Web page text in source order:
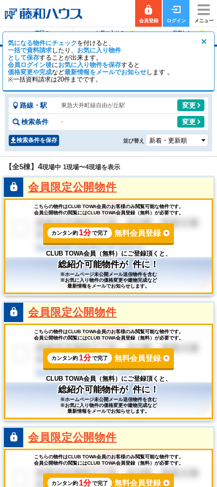
会員登録 ログイン メニュー
前回の
お気に入りの
保存した
×
気になる物件にチェックを付けると、
一括で資料請求したり、 お気に入り物件
として保存することが出来ます。
会員ログイン後にお気に入り物件を保存すると
価格変更や完成など最新情報をメールでお知らせします 。
※一括資料請求は20件までです。
自由が丘駅の新築一戸建て（分譲住宅・一軒家・
建売）
【全5棟】 一般公開0 棟 会員公開
路線・駅 東急大井町線自由が丘駅 変更
検索条件 - 変更
検索条件を保存 並び替え
【全5棟】 4現場中 1現場〜4現場を表示
会員限定公開物件
こちらの物件はCLUB TOWA会員のお客様のみ閲覧可能な物件です。
会員公開物件の閲覧にはCLUB TOWA会員登録（無料）が必要です。
カンタン約 1分で完了 無料会員登録
CLUB TOWA会員（無料）にご登録頂くと、
総紹介可能物件が 件に！
※ホームページ未公開メール送信物件を含む
※お気に入り物件の価格変更や建物完成など
最新情報をメールでお知らせします。
会員限定公開物件
こちらの物件はCLUB TOWA会員のお客様のみ閲覧可能な物件です。
会員公開物件の閲覧にはCLUB TOWA会員登録（無料）が必要です。
カンタン約 1分で完了 無料会員登録
CLUB TOWA会員（無料）にご登録頂くと、
総紹介可能物件が 件に！
※ホームページ未公開メール送信物件を含む
※お気に入り物件の価格変更や建物完成など
最新情報をメールでお知らせします。
会員限定公開物件
こちらの物件はCLUB TOWA会員のお客様のみ閲覧可能な物件です。
会員公開物件の閲覧にはCLUB TOWA会員登録（無料）が必要です。
カンタン約 1分で完了 無料会員登録